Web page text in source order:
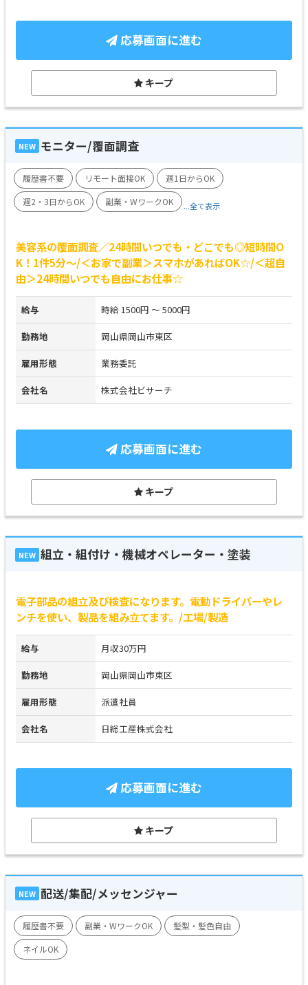
応募画面に進む
キープ
NEW モニター/覆面調査
履歴書不要 リモート面接OK
週1日からOK
週2・3日からOK
副業・WワークOK ...全て表示
美容系の覆面調査／24時間いつでも・どこでも◎短時間O
K！1件5分～/＜お家で副業＞スマホがあればOK☆/＜超自
由＞24時間いつでも自由にお仕事☆
給与 時給 1500円 ～ 5000円
勤務地 岡山県岡山市東区
雇用形態 業務委託
会社名 株式会社ビサーチ
応募画面に進む
キープ
NEW 組立・組付け・機械オペレーター・塗装
電子部品の組立及び検査になります。電動ドライバーやレ
ンチを使い、製品を組み立てます。/工場/製造
給与 月収30万円
勤務地 岡山県岡山市東区
雇用形態 派遣社員
会社名 日総工産株式会社
応募画面に進む
キープ
NEW 配送/集配/メッセンジャー
履歴書不要 副業・WワークOK
髪型・髪色自由
ネイルOK